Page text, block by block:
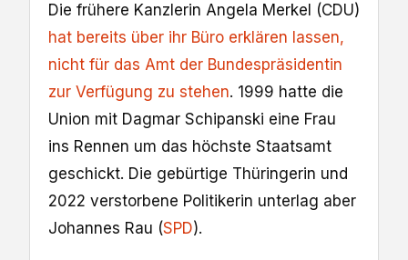
Die frühere Kanzlerin Angela Merkel (CDU)
hat bereits über ihr Büro erklären lassen,
nicht für das Amt der Bundespräsidentin
zur Verfügung zu stehen. 1999 hatte die
Union mit Dagmar Schipanski eine Frau
ins Rennen um das höchste Staatsamt
geschickt. Die gebürtige Thüringerin und
2022 verstorbene Politikerin unterlag aber
Johannes Rau (SPD).